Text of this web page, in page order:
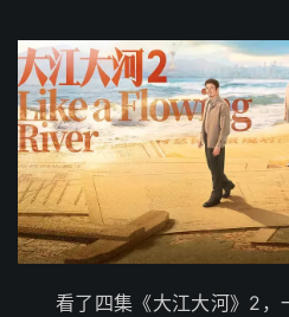
看了四集《大江大河》2，